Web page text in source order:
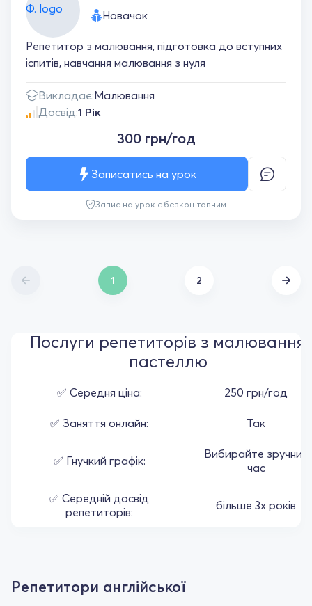
Новачок
Репетитор з малювання, підготовка до вступних
іспитів, навчання малювання з нуля
Викладає:Малювання
Досвід:1 Рік
300 грн/год
Запис на урок є безкоштовним
Записатись на урок
1 2
Послуги репетиторів з малювання
пастеллю
✅ Середня ціна: 250 грн/год
✅ Заняття онлайн: Так
✅ Гнучкий графік:
Вибирайте зручний
час
✅ Середній досвід
репетиторів:
більше 3х років
Репетитори англійської